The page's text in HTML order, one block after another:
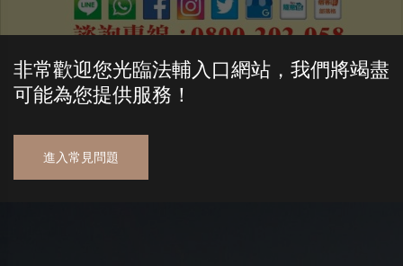
非常歡迎您光臨法輔入口網站，我們將竭盡
可能為您提供服務！
進入常見問題